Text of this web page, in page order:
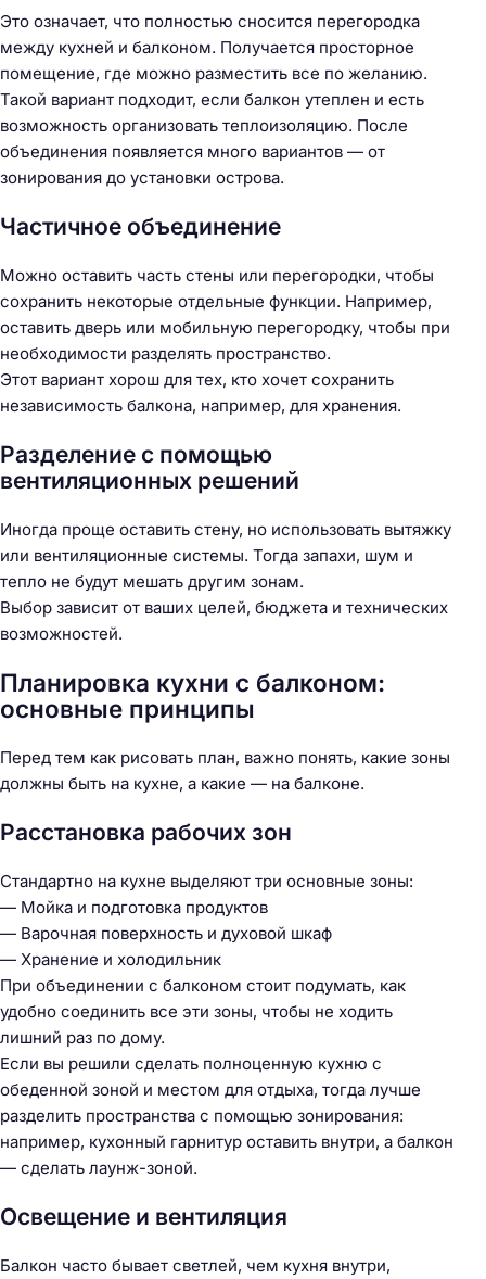
Это означает, что полностью сносится перегородка
между кухней и балконом. Получается просторное
помещение, где можно разместить все по желанию.
Такой вариант подходит, если балкон утеплен и есть
возможность организовать теплоизоляцию. После
объединения появляется много вариантов — от
зонирования до установки острова.
Частичное объединение
Можно оставить часть стены или перегородки, чтобы
сохранить некоторые отдельные функции. Например,
оставить дверь или мобильную перегородку, чтобы при
необходимости разделять пространство.
Этот вариант хорош для тех, кто хочет сохранить
независимость балкона, например, для хранения.
Разделение с помощью
вентиляционных решений
Иногда проще оставить стену, но использовать вытяжку
или вентиляционные системы. Тогда запахи, шум и
тепло не будут мешать другим зонам.
Выбор зависит от ваших целей, бюджета и технических
возможностей.
Планировка кухни с балконом:
основные принципы
Перед тем как рисовать план, важно понять, какие зоны
должны быть на кухне, а какие — на балконе.
Расстановка рабочих зон
Стандартно на кухне выделяют три основные зоны:
— Мойка и подготовка продуктов
— Варочная поверхность и духовой шкаф
— Хранение и холодильник
При объединении с балконом стоит подумать, как
удобно соединить все эти зоны, чтобы не ходить
лишний раз по дому.
Если вы решили сделать полноценную кухню с
обеденной зоной и местом для отдыха, тогда лучше
разделить пространства с помощью зонирования:
например, кухонный гарнитур оставить внутри, а балкон
— сделать лаунж-зоной.
Освещение и вентиляция
Балкон часто бывает светлей, чем кухня внутри,